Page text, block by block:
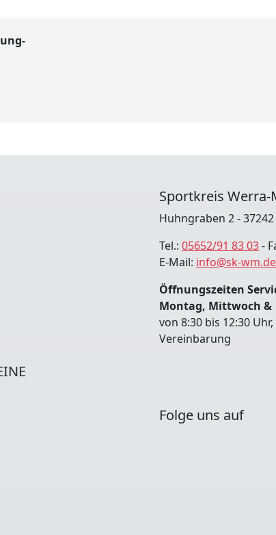
Sportkreis Werra-
Huhngraben 2 -
Tel.: 05652/91 83 03-
E-Mail: info@sk-wm.de
Öffnungszeiten
Montag, Mittwoch
von 8:30 bis 12:30
Vereinbarung
Folge uns auf